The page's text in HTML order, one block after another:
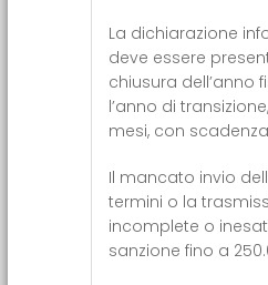
La dichiarazione
deve essere
chiusura dell’anno
l’anno di
mesi, con
Il mancato invio
termini o la
incomplete o
sanzione fino a